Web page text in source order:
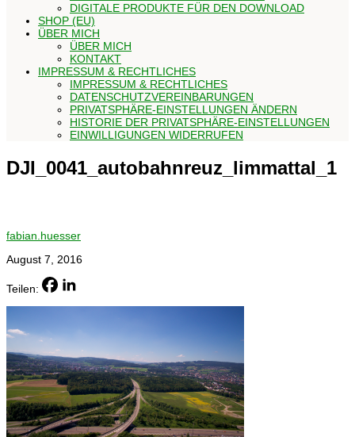
DIGITALE PRODUKTE FÜR DEN DOWNLOAD
SHOP (EU)
ÜBER MICH
ÜBER MICH
KONTAKT
IMPRESSUM & RECHTLICHES
IMPRESSUM & RECHTLICHES
DATENSCHUTZVEREINBARUNGEN
PRIVATSPHÄRE-EINSTELLUNGEN ÄNDERN
HISTORIE DER PRIVATSPHÄRE-EINSTELLUNGEN
EINWILLIGUNGEN WIDERRUFEN
DJI_0041_autobahnreuz_limmattal_1
fabian.huesser
August 7, 2016
Teilen: